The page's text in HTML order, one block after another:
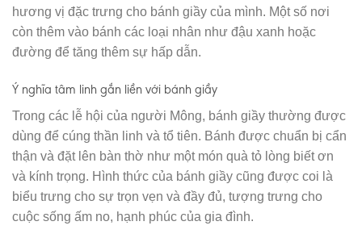
hương vị đặc trưng cho bánh giầy của mình. Một số nơi
còn thêm vào bánh các loại nhân như đậu xanh hoặc
đường để tăng thêm sự hấp dẫn.
Ý nghĩa tâm linh gắn liền với bánh giầy
Trong các lễ hội của người Mông, bánh giầy thường được
dùng để cúng thần linh và tổ tiên. Bánh được chuẩn bị cẩn
thận và đặt lên bàn thờ như một món quà tỏ lòng biết ơn
và kính trọng. Hình thức của bánh giầy cũng được coi là
biểu trưng cho sự trọn vẹn và đầy đủ, tượng trưng cho
cuộc sống ấm no, hạnh phúc của gia đình.